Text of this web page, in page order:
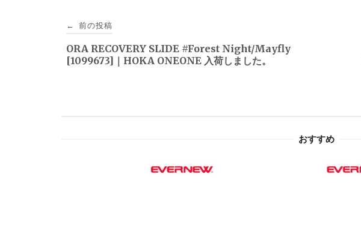
稿
ナ
← 前の投稿
ORA RECOVERY SLIDE #Forest Night/Mayfly
[1099673]｜HOKA ONEONE 入荷しました。
おすすめ